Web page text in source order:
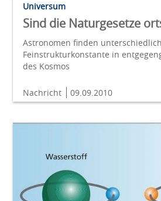
Universum
Sind die Naturgesetze
Astronomen finden
Feinstrukturkonstante in
des Kosmos
Nachricht 09.09.2010